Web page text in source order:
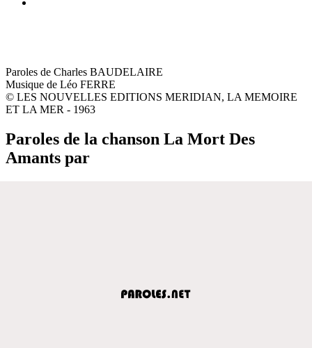
Paroles de Charles BAUDELAIRE
Musique de Léo FERRE
© LES NOUVELLES EDITIONS MERIDIAN, LA MEMOIRE
ET LA MER - 1963
Paroles de la chanson La Mort Des
Amants par